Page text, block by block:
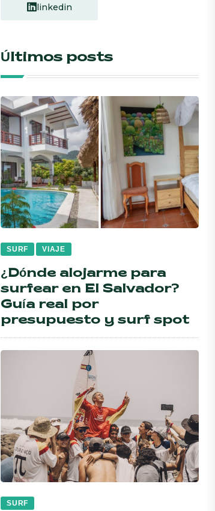
linkedin
Últimos posts
SURF VIAJE
¿Dónde alojarme para
surfear en El Salvador?
Guía real por
presupuesto y surf spot
SURF